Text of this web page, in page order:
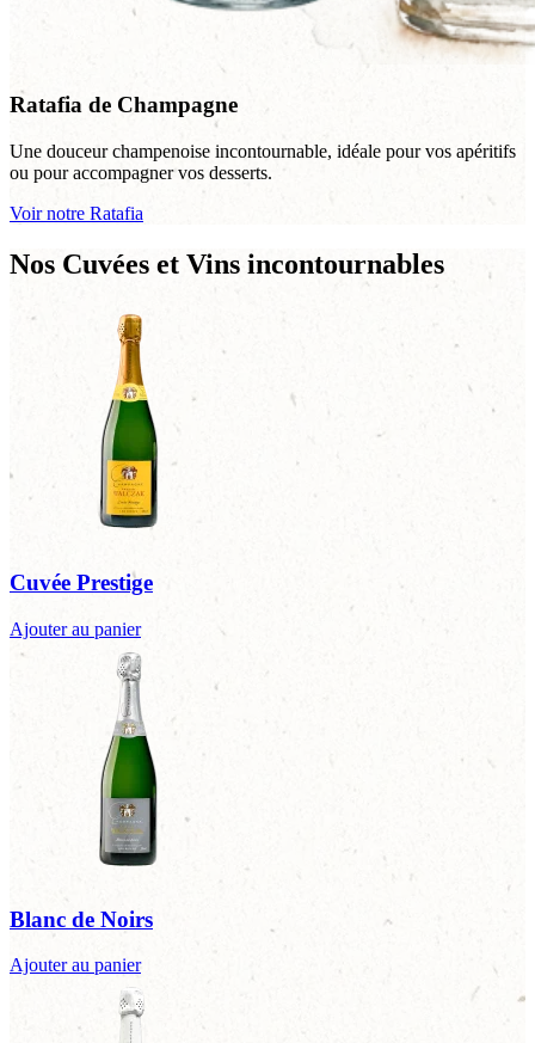
Ratafia de Champagne
Une douceur champenoise incontournable, idéale pour vos apéritifs
ou pour accompagner vos desserts.
Voir notre Ratafia
Nos Cuvées et Vins incontournables
Cuvée Prestige
Ajouter au panier
Blanc de Noirs
Ajouter au panier